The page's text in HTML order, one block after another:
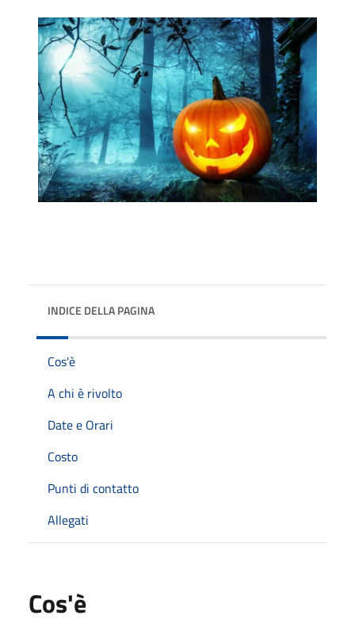
INDICE DELLA PAGINA
Cos'è
A chi è rivolto
Date e Orari
Costo
Punti di contatto
Allegati
Cos'è